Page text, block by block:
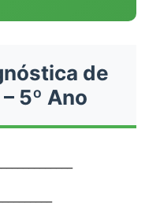
de
5º Ano